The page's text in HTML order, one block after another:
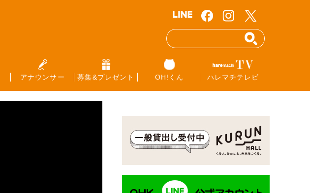
アナウンサー 募集&プレゼント OH!くん ハレマチテレビ